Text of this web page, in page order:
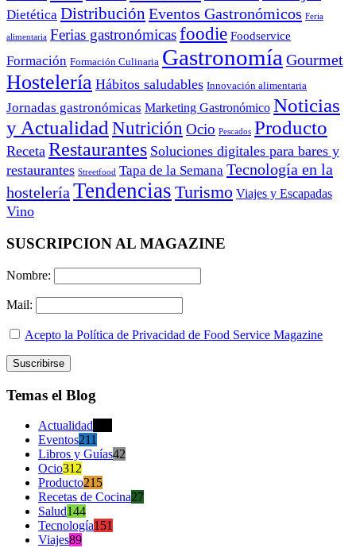
Dietética Distribución Eventos Gastronómicos Feria
alimentaria Ferias gastronómicasfoodie Foodservice
Formación Formación Culinaria GastronomíaGourmet
Hostelería Hábitos saludables Innovación alimentaria
Jornadas gastronómicas Marketing Gastronómico Noticias
y ActualidadNutrición Ocio Pescados Producto
Receta Restaurantes Soluciones digitales para bares y
restaurantes Streetfood Tapa de la Semana Tecnología en la
hosteleríaTendencias Turismo Viajes y Escapadas
Vino
SUSCRIPCION AL MAGAZINE
Nombre:
Mail:
Acepto la Política de Privacidad de Food Service Magazine
Temas el Blog
Actualidad
Eventos211
Libros y Guías42
Ocio312
Producto215
Recetas de Cocina27
Salud144
Tecnología151
Viajes89